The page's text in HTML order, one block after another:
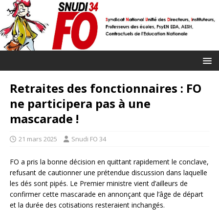
Retraites des fonctionnaires : FO
ne participera pas à une
mascarade !
21 mars 2025 Snudi FO 34
FO a pris la bonne décision en quittant rapidement le conclave,
refusant de cautionner une prétendue discussion dans laquelle
les dés sont pipés. Le Premier ministre vient d’ailleurs de
confirmer cette mascarade en annonçant que l’âge de départ
et la durée des cotisations resteraient inchangés.